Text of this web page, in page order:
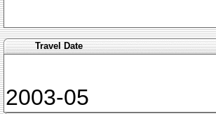
Travel Date
2003-05